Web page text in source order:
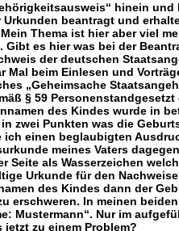
hinein
beantragt und
Thema ist hier aber viel
es hier was bei der
der deutschen
beim Einlesen und
„Geheimsache
§ 59
des Kindes wurde in
zwei Punkten was die
einen beglaubigten
meines Vaters
Seite als Wasserzeichen
Urkunde für den
des Kindes dann der
erschweren. In meinen
Mustermann“. Nur im
zu einem Problem?